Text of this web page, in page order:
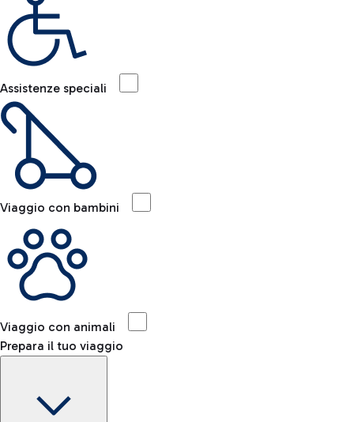
Assistenze speciali
Viaggio con bambini
Viaggio con animali
Prepara il tuo viaggio